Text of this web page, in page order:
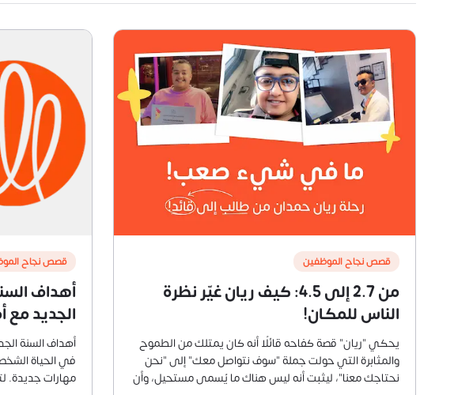
قصص نجاح الموظفين
من 2.7 إلى 4.5: كيف ريان غيّر نظرة
الناس للمكان!
يحكي "ريان" قصة كفاحه قائلًا أنه كان يمتلك من الطموح
والمثابرة التي حولت جملة "سوف نتواصل معك" إلى "نحن
نحتاجك معنا"، ليثبت أنه ليس هناك ما يُسمى مستحيل، وأن
قصص نجاح
أهداف
الجديد مع
أهداف السنة
في الحياة
مهارات جديدة.